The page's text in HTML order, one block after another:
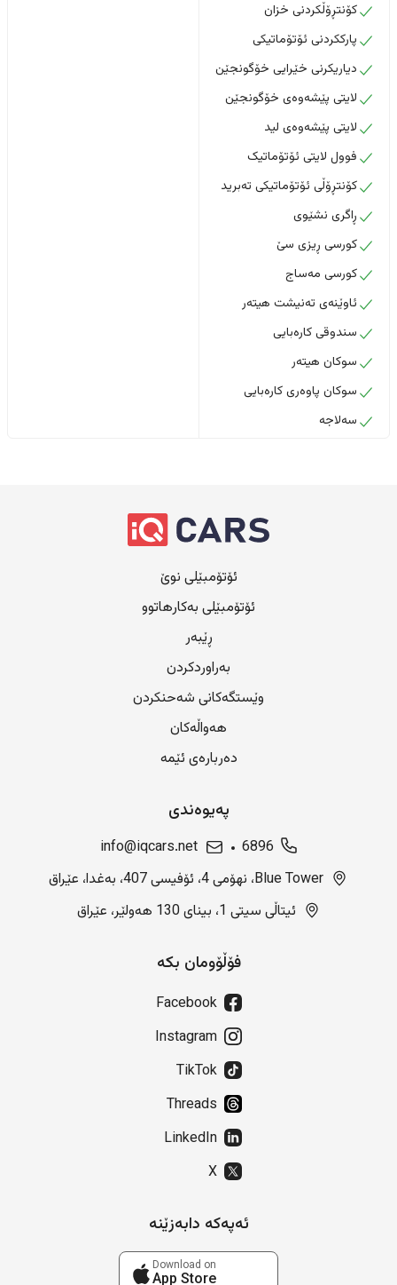
کۆنتڕۆڵکردنی خزان
پارککردنی ئۆتۆماتیکی
دیاریکرنی خێرایی خۆگونجێن
لایتی پێشەوەی خۆگونجێن
لایتی پێشەوەی لید
فوول لایتی ئۆتۆماتیک
کۆنتڕۆڵی ئۆتۆماتیکی تەبرید
ڕاگری نشێوی
کورسی ڕیزی سێ
کورسی مەساج
ئاوێنەی تەنیشت هیتەر
سندوقی کارەبایی
سوکان هیتەر
سوکان پاوەری کارەبایی
سەلاجە
ئۆتۆمبێلی نوێ
ئۆتۆمبێلی بەکارهاتوو
ڕێبەر
بەراوردکردن
وێستگەکانی شەحنکردن
هەواڵەکان
دەربارەی ئێمە
پەیوەندی
6896
info@iqcars.net
Blue Tower، نهۆمی 4، ئۆفیسی 407، بەغدا، عێراق
ئیتاڵی سیتی 1، بینای 130 هەولێر، عێراق
فۆڵۆومان بکە
Facebook
Instagram
TikTok
Threads
LinkedIn
X
ئەپەکە دابەزێنە
Download on
App Store